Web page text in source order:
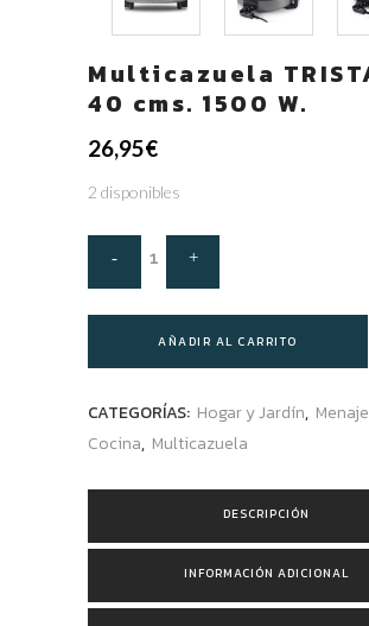
Multicazuela
40 cms. 1500 W.
26,95€
2 disponibles
AÑADIR AL CARRITO
CATEGORÍAS: Hogar y Jardín,
Cocina, Multicazuela
DESCRIPCIÓN
INFORMACIÓN ADICIONAL